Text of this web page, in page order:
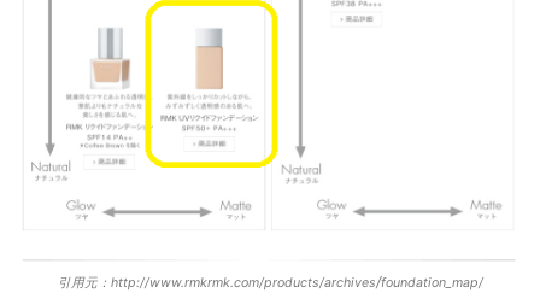
引用元：http://www.rmkrmk.com/products/archives/foundation_map/